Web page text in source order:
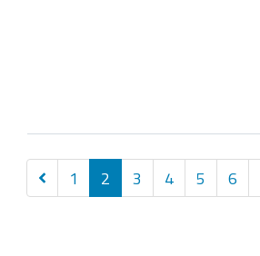
Precedenti
30
1 2 3 4 5 6